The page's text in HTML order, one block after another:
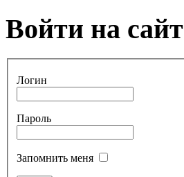
Войти на сайт
Логин
Пароль
Запомнить меня